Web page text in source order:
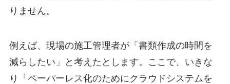
りません。
例えば、現場の施工管理者が「書類作成の時間を
減らしたい」と考えたとします。ここで、いきな
り「ペーパーレス化のためにクラウドシステムを